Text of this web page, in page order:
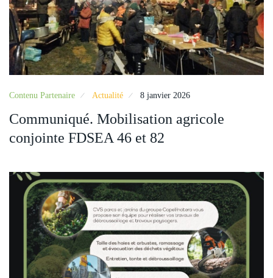
Contenu Partenaire Actualité 8 janvier 2026
Communiqué. Mobilisation agricole
conjointe FDSEA 46 et 82